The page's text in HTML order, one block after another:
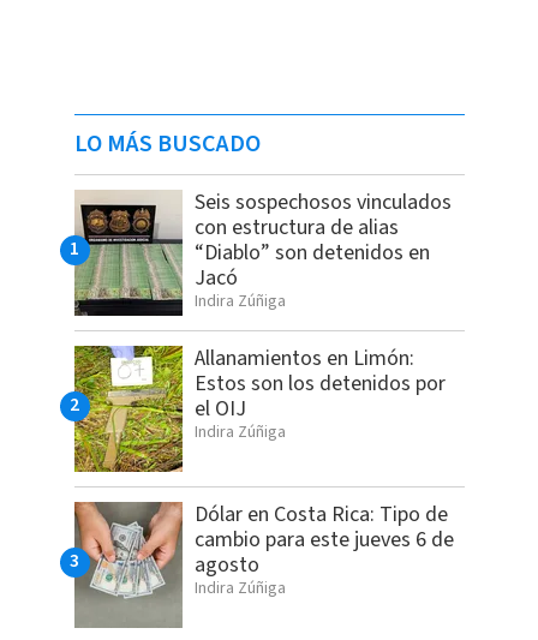
LO MÁS BUSCADO
Seis sospechosos vinculados
con estructura de alias
“Diablo” son detenidos en
Jacó
Indira Zúñiga
Allanamientos en Limón:
Estos son los detenidos por
el OIJ
Indira Zúñiga
Dólar en Costa Rica: Tipo de
cambio para este jueves 6 de
agosto
Indira Zúñiga